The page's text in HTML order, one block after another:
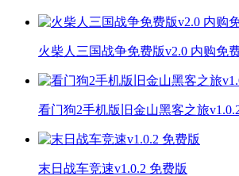
火柴人三国战争免费版v2.0 内购免
看门狗2手机版旧金山黑客之旅
末日战车竞速v1.0.2 免费版